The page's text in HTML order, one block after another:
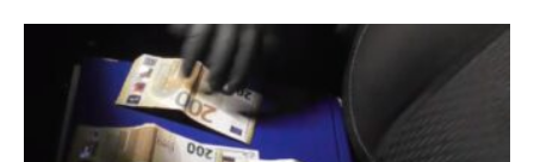
Investigații